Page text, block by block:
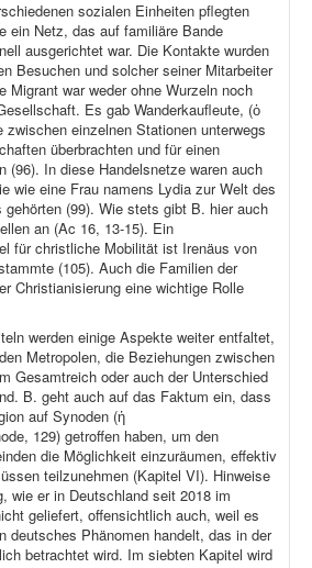
sozialen Einheiten pflegten
ein Netz, das auf familiäre Bande
ausgerichtet war. Die Kontakte wurden
Besuchen und solcher seiner Mitarbeiter
Migrant war weder ohne Wurzeln noch
Es gab Wanderkaufleute, (ὁ
einzelnen Stationen unterwegs
überbrachten und für einen
(96). In diese Handelsnetze waren auch
wie eine Frau namens Lydia zur Welt des
gehörten (99). Wie stets gibt B. hier auch
an (Ac 16, 13-15). Ein
für christliche Mobilität ist Irenäus von
(105). Auch die Familien der
Christianisierung eine wichtige Rolle
werden einige Aspekte weiter entfaltet,
Metropolen, die Beziehungen zwischen
Gesamtreich oder auch der Unterschied
B. geht auch auf das Faktum ein, dass
auf Synoden (ἡ
129) getroffen haben, um den
die Möglichkeit einzuräumen, effektiv
teilzunehmen (Kapitel VI). Hinweise
wie er in Deutschland seit 2018 im
geliefert, offensichtlich auch, weil es
deutsches Phänomen handelt, das in der
betrachtet wird. Im siebten Kapitel wird